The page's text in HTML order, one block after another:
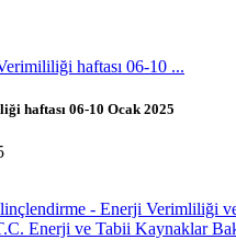
haftası 06-10 ...
haftası 06-10 Ocak 2025
- Enerji Verimliliği
Enerji ve Tabii Kaynaklar